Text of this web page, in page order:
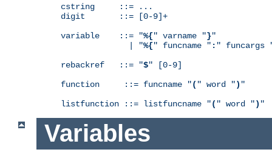
cstring     ::= ...
digit       ::= [0-9]+
variable    ::= "%{" varname "}"
              | "
%{" funcname " : " funcargs
rebackref   ::= "$" [0-9]
function     ::= funcname "( " word ") "
listfunction ::= listfuncname "( " word ") "
Variables